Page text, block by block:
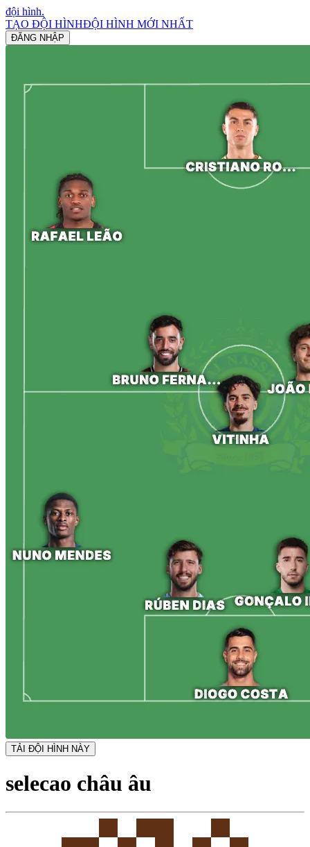
đội hình.
TẠO ĐỘI HÌNHĐỘI HÌNH MỚI NHẤT
ĐĂNG NHẬP
TẢI ĐỘI HÌNH NÀY
selecao châu âu